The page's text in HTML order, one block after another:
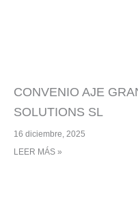
CONVENIO AJE
SOLUTIONS SL
16 diciembre, 2025
LEER MÁS »